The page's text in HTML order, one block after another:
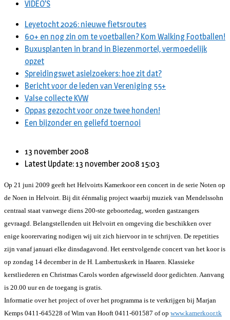
VIDEO’S
Leyetocht 2026: nieuwe fietsroutes
60+ en nog zin om te voetballen? Kom Walking Footballen!
Buxusplanten in brand in Biezenmortel, vermoedelijk
opzet
Spreidingswet asielzoekers: hoe zit dat?
Bericht voor de leden van Vereniging 55+
Valse collecte KVW
Oppas gezocht voor onze twee honden!
Een bijzonder en geliefd toernooi
13 november 2008
Latest Update: 13 november 2008 15:03
Op 21 juni 2009 geeft het Helvoirts Kamerkoor een concert in de serie Noten op
de Noen in Helvoirt. Bij dit éénmalig project waarbij muziek van Mendelssohn
centraal staat vanwege diens 200-ste geboortedag, worden gastzangers
gevraagd. Belangstellenden uit Helvoirt en omgeving die beschikken over
enige koorervaring nodigen wij uit zich hiervoor in te schrijven. De repetities
zijn vanaf januari elke dinsdagavond. Het eerstvolgende concert van het koor is
op zondag 14 december in de H. Lambertuskerk in Haaren. Klassieke
kerstliederen en Christmas Carols worden afgewisseld door gedichten. Aanvang
is 20.00 uur en de toegang is gratis.
Informatie over het project of over het programma is te verkrijgen bij Marjan
Kemps 0411-645228 of Wim van Hooft 0411-601587 of op www.kamerkoor.tk